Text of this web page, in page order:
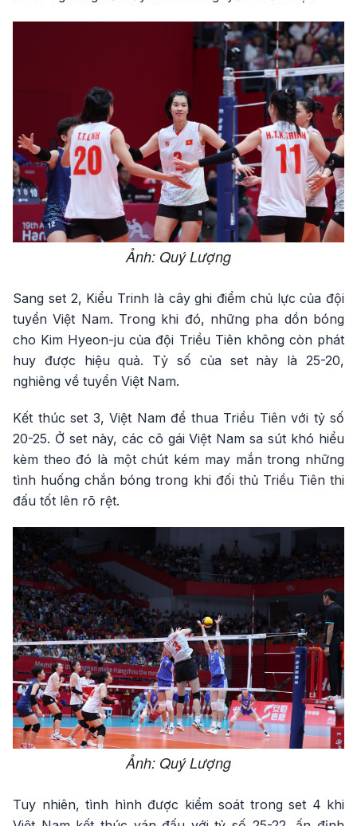
Ảnh: Quý Lượng
Sang set 2, Kiểu Trinh là cây ghi điểm chủ lực của đội
tuyển Việt Nam. Trong khi đó, những pha dồn bóng
cho Kim Hyeon-ju của đội Triều Tiên không còn phát
huy được hiệu quả. Tỷ số của set này là 25-20,
nghiêng về tuyển Việt Nam.
Kết thúc set 3, Việt Nam để thua Triều Tiên với tỷ số
20-25. Ở set này, các cô gái Việt Nam sa sút khó hiểu
kèm theo đó là một chút kém may mắn trong những
tình huống chắn bóng trong khi đối thủ Triều Tiên thi
đấu tốt lên rõ rệt.
Ảnh: Quý Lượng
Tuy nhiên, tình hình được kiểm soát trong set 4 khi